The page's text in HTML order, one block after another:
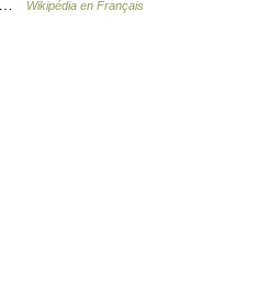
…
Wikipédia en Français